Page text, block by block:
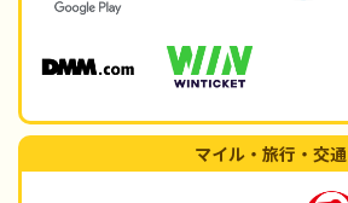
マイル・旅行・交通